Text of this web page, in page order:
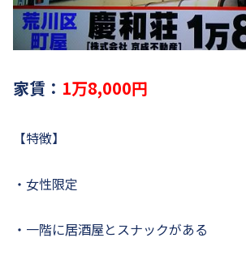
家賃： 1万8,000円
【特徴】
・女性限定
・一階に居酒屋とスナックがある